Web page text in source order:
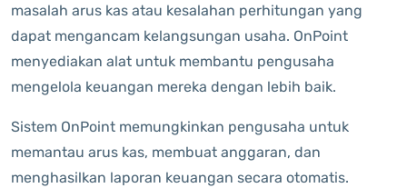
masalah arus kas atau kesalahan perhitungan yang
dapat mengancam kelangsungan usaha. OnPoint
menyediakan alat untuk membantu pengusaha
mengelola keuangan mereka dengan lebih baik.
Sistem OnPoint memungkinkan pengusaha untuk
memantau arus kas, membuat anggaran, dan
menghasilkan laporan keuangan secara otomatis.